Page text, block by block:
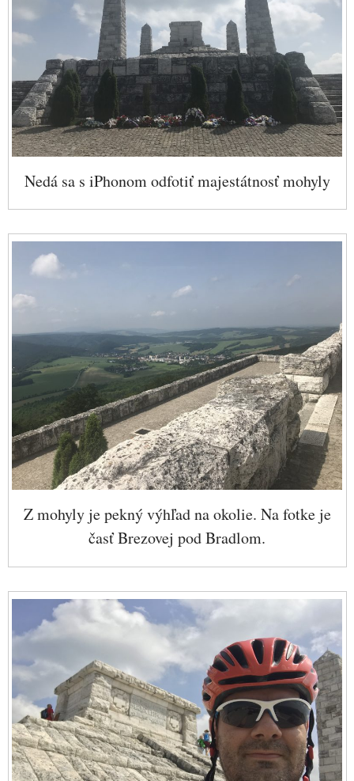
Nedá sa s iPhonom odfotiť majestátnosť mohyly
Z mohyly je pekný výhľad na okolie. Na fotke je
časť Brezovej pod Bradlom.